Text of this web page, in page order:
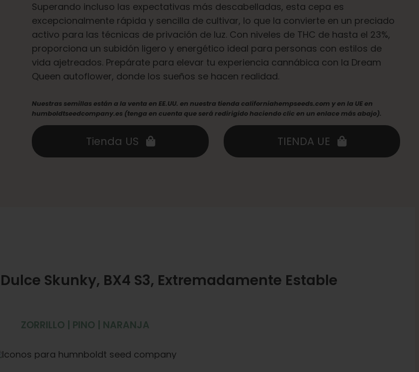
Superando incluso las expectativas más descabelladas, esta cepa es
excepcionalmente rápida y sencilla de cultivar, lo que la convierte en un preciado
activo para las técnicas de privación de luz. Con niveles de THC de hasta el 23%,
proporciona un subidón ligero y energético ideal para personas con estilos de
vida ajetreados. Prepárate para elevar tu experiencia cannábica con la Dream
Queen autoflower, donde los sueños se hacen realidad.
Nuestras semillas están a la venta en EE.UU. en nuestra tienda californiahempseeds.com y en la UE en
humboldtseedcompany.es (tenga en cuenta que será redirigido haciendo clic en un enlace más abajo).
Tienda US TIENDA UE
Skunky, BX4 S3, Extremadamente Estable
ZORRILLO | PINO | NARANJA